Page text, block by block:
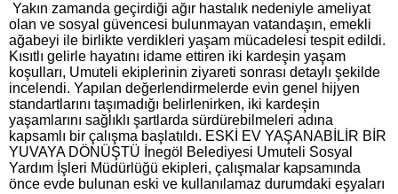
Yakın zamanda geçirdiği ağır hastalık nedeniyle ameliyat
olan ve sosyal güvencesi bulunmayan vatandaşın, emekli
ağabeyi ile birlikte verdikleri yaşam mücadelesi tespit edildi.
Kısıtlı gelirle hayatını idame ettiren iki kardeşin yaşam
koşulları, Umuteli ekiplerinin ziyareti sonrası detaylı şekilde
incelendi. Yapılan değerlendirmelerde evin genel hijyen
standartlarını taşımadığı belirlenirken, iki kardeşin
yaşamlarını sağlıklı şartlarda sürdürebilmeleri adına
kapsamlı bir çalışma başlatıldı. ESKİ EV YAŞANABİLİR BİR
YUVAYA DÖNÜŞTÜ İnegöl Belediyesi Umuteli Sosyal
Yardım İşleri Müdürlüğü ekipleri, çalışmalar kapsamında
önce evde bulunan eski ve kullanılamaz durumdaki eşyaları